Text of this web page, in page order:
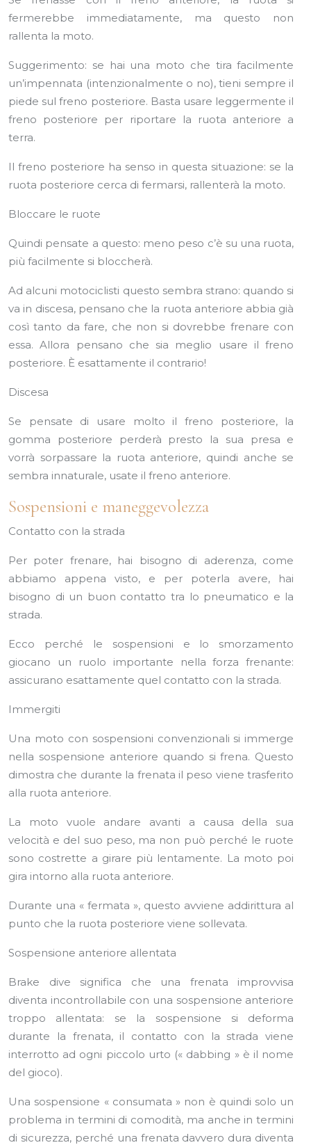
fermerebbe immediatamente, ma questo non
rallenta la moto.
Suggerimento: se hai una moto che tira facilmente
un’impennata (intenzionalmente o no), tieni sempre il
piede sul freno posteriore. Basta usare leggermente il
freno posteriore per riportare la ruota anteriore a
terra.
Il freno posteriore ha senso in questa situazione: se la
ruota posteriore cerca di fermarsi, rallenterà la moto.
Bloccare le ruote
Quindi pensate a questo: meno peso c’è su una ruota,
più facilmente si bloccherà.
Ad alcuni motociclisti questo sembra strano: quando si
va in discesa, pensano che la ruota anteriore abbia già
così tanto da fare, che non si dovrebbe frenare con
essa. Allora pensano che sia meglio usare il freno
posteriore. È esattamente il contrario!
Discesa
Se pensate di usare molto il freno posteriore, la
gomma posteriore perderà presto la sua presa e
vorrà sorpassare la ruota anteriore, quindi anche se
sembra innaturale, usate il freno anteriore.
Sospensioni e maneggevolezza
Contatto con la strada
Per poter frenare, hai bisogno di aderenza, come
abbiamo appena visto, e per poterla avere, hai
bisogno di un buon contatto tra lo pneumatico e la
strada.
Ecco perché le sospensioni e lo smorzamento
giocano un ruolo importante nella forza frenante:
assicurano esattamente quel contatto con la strada.
Immergiti
Una moto con sospensioni convenzionali si immerge
nella sospensione anteriore quando si frena. Questo
dimostra che durante la frenata il peso viene trasferito
alla ruota anteriore.
La moto vuole andare avanti a causa della sua
velocità e del suo peso, ma non può perché le ruote
sono costrette a girare più lentamente. La moto poi
gira intorno alla ruota anteriore.
Durante una « fermata », questo avviene addirittura al
punto che la ruota posteriore viene sollevata.
Sospensione anteriore allentata
Brake dive significa che una frenata improvvisa
diventa incontrollabile con una sospensione anteriore
troppo allentata: se la sospensione si deforma
durante la frenata, il contatto con la strada viene
interrotto ad ogni piccolo urto (« dabbing » è il nome
del gioco).
Una sospensione « consumata » non è quindi solo un
problema in termini di comodità, ma anche in termini
di sicurezza, perché una frenata davvero dura diventa